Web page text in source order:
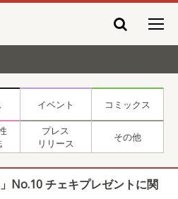
イベント コミックス
プレス
リリース
その他
No.10 チェキプレゼントに関